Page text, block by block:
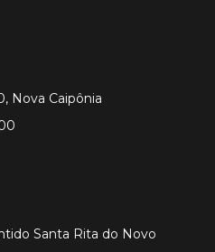
Nova Caipônia
Santa Rita do Novo